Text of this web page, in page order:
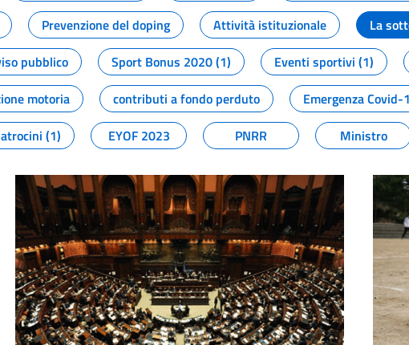
Prevenzione del doping Attività istituzionale La
pubblico Sport Bonus 2020 (1) Eventi sportivi (1)
motoria contributi a fondo perduto Emergenza Covid-
(1) EYOF 2023 PNRR Ministro